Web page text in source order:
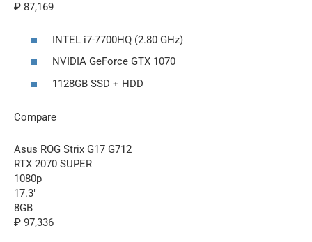
₽ 87,169
INTEL i7-7700HQ (2.80 GHz)
NVIDIA GeForce GTX 1070
1128GB SSD + HDD
Compare
Asus ROG Strix G17 G712
RTX 2070 SUPER
1080p
17.3″
8GB
₽ 97,336